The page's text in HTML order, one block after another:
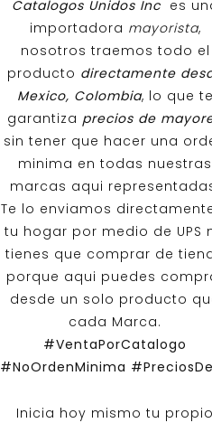
Catalogos Unidos Inc es
importadora mayorista,
nosotros traemos todo el
producto directamente
Mexico, Colombia, lo que te
garantiza precios de
sin tener que hacer una
minima en todas nuestras
marcas aqui
Te lo enviamos
tu hogar por medio de UPS
tienes que comprar de
porque aqui puedes
desde un solo producto
cada Marca.
#VentaPorCatalogo
#NoOrdenMinima
Inicia hoy mismo tu propio